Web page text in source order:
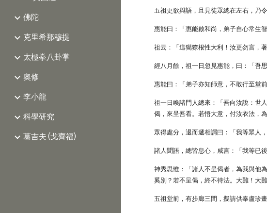
佛陀
克里希那穆提
太極拳八卦掌
奧修
李小龍
科學研究
葛吉夫 (戈齊福)
五祖更欲與語，且見徒眾總在左右，乃令
惠能曰：「惠能啟和尚，弟子自心常生
祖云：「這獦獠根性大利！汝更勿言，
經八月餘，祖一日忽見惠能，曰：「吾
惠能曰：「弟子亦知師意，不敢行至堂
祖一日喚諸門人總來：「吾向汝說：世
偈，來呈吾看。若悟大意，付汝衣法，
眾得處分，退而遞相謂曰：「我等眾人
諸人聞語，總皆息心，咸言：「我等已
神秀思惟：「諸人不呈偈者，為我與他
奚別？若不呈偈，終不待法。大難！大難
五祖堂前，有步廊三間，擬請供奉盧珍